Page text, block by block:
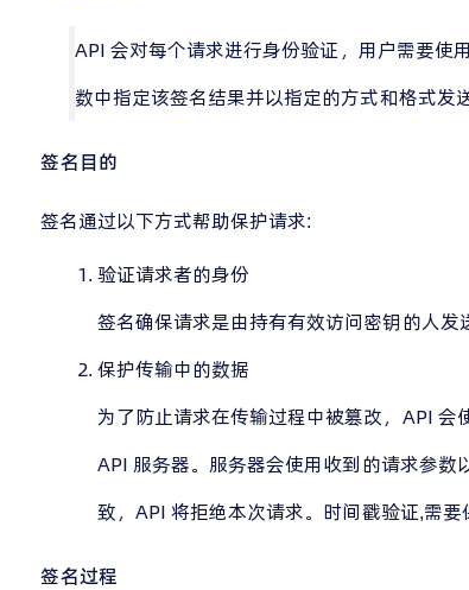
API 会对每个请求进行身份验证，用户需要
数中指定该签名结果并以指定的方式和格式发
签名目的
签名通过以下方式帮助保护请求:
验证请求者的身份
签名确保请求是由持有有效访问密钥的人发
保护传输中的数据
为了防止请求在传输过程中被篡改，API
API 服务器。服务器会使用收到的请求参
致，API 将拒绝本次请求。时间戳验证,需
签名过程